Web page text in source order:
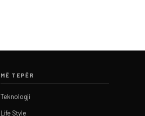
MË TEPËR
Teknologji
Life Style